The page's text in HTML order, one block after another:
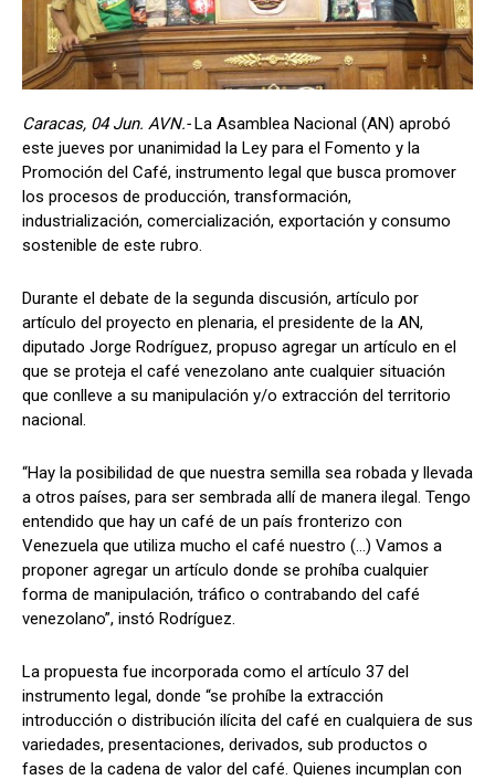
Caracas, 04 Jun. AVN.-La Asamblea Nacional (AN) aprobó
este jueves por unanimidad la Ley para el Fomento y la
Promoción del Café, instrumento legal que busca promover
los procesos de producción, transformación,
industrialización, comercialización, exportación y consumo
sostenible de este rubro.
Durante el debate de la segunda discusión, artículo por
artículo del proyecto en plenaria, el presidente de la AN,
diputado Jorge Rodríguez, propuso agregar un artículo en el
que se proteja el café venezolano ante cualquier situación
que conlleve a su manipulación y/o extracción del territorio
nacional.
“Hay la posibilidad de que nuestra semilla sea robada y llevada
a otros países, para ser sembrada allí de manera ilegal. Tengo
entendido que hay un café de un país fronterizo con
Venezuela que utiliza mucho el café nuestro (…) Vamos a
proponer agregar un artículo donde se prohíba cualquier
forma de manipulación, tráfico o contrabando del café
venezolano”, instó Rodríguez.
La propuesta fue incorporada como el artículo 37 del
instrumento legal, donde “se prohíbe la extracción
introducción o distribución ilícita del café en cualquiera de sus
variedades, presentaciones, derivados, sub productos o
fases de la cadena de valor del café. Quienes incumplan con